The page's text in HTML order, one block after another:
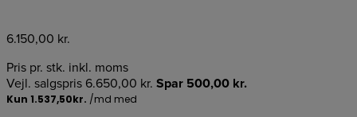
6.150,00 kr.
Pris pr. stk. inkl. moms
Vejl. salgspris 6.650,00 kr. Spar 500,00 kr.